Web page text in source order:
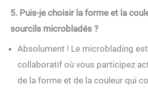
5. Puis-je choisir la forme et la
sourcils microbladés ?
Absolument ! Le microblading
collaboratif où vous participez
de la forme et de la couleur qui